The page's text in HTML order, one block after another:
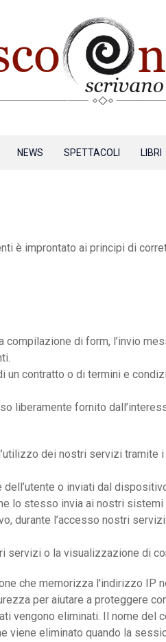
NEWS SPETTACOLI LIBRI
è improntato ai principi di
di form, l’invio
contratto o di termini e
liberamente fornito
dei nostri servizi
o inviati dal
lo stesso invia ai nostri sistemi
durante l’accesso nostri servizi.
servizi o la visualizzazione di
che memorizza l'indirizzo
per aiutare a proteggere
vengono eliminati. Il nome del
viene eliminato quando la